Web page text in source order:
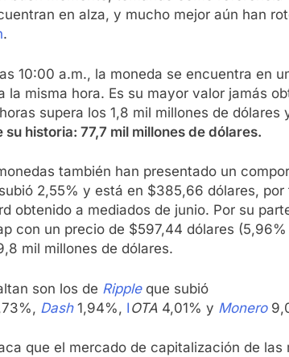
en alza, y mucho mejor aún han
.
10:00 a.m., la moneda se encuentra en
misma hora. Es su mayor valor jamás
supera los 1,8 mil millones de dólares
historia: 77,7 mil millones de dólares.
también han presentado un
subió 2,55% y está en $385,66 dólares,
obtenido a mediados de junio. Por su
con un precio de $597,44 dólares
mil millones de dólares.
son los de Rippleque subió
Dash1,94%, I OTA 4,01% y Monero
que el mercado de capitalización de las